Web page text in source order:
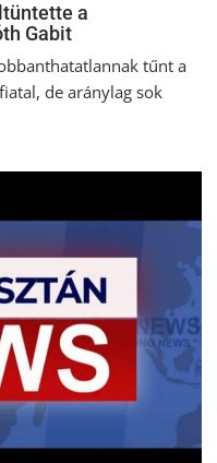
a
Gabit
tűnt a
de aránylag sok